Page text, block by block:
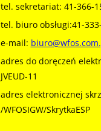
tel. sekretariat: 41-366-
tel. biuro obsługi:41-
e-mail:
adres do doręczeń
JVEUD-11
adres elektronicznej
/WFOSIGW/SkrytkaESP